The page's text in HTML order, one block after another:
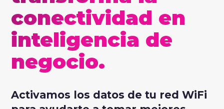
conectividad en
inteligencia de
negocio.
Activamos los datos de tu red WiFi